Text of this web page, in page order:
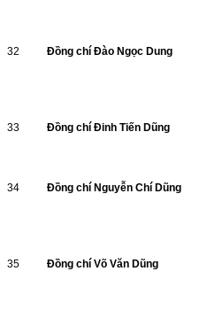
32 Đồng chí Đào Ngọc Dung
33 Đồng chí Đinh Tiến Dũng
34 Đồng chí Nguyễn Chí Dũng
35 Đồng chí Võ Văn Dũng